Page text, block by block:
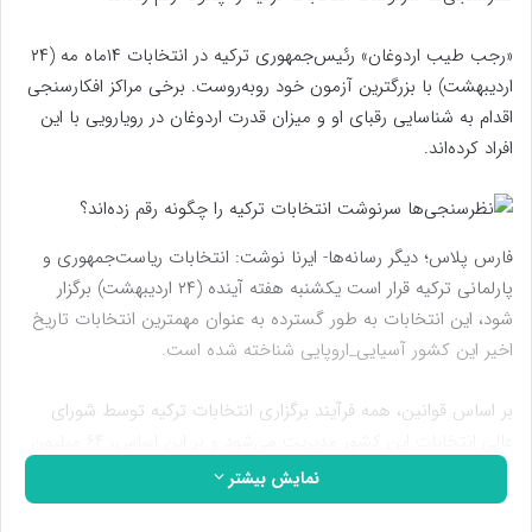
«رجب طیب اردوغان» رئیس‌جمهوری ترکیه در انتخابات ۱۴ماه مه (۲۴
اردیبهشت) با بزرگترین آزمون خود روبه‌روست. برخی مراکز افکارسنجی
اقدام به شناسایی رقبای او و میزان قدرت اردوغان در رویارویی با این
افراد کرده‌اند.
فارس پلاس؛ دیگر رسانه‌ها- ایرنا نوشت: انتخابات ریاست‌جمهوری و
پارلمانی ترکیه قرار است یکشنبه هفته آینده (۲۴ اردیبهشت) برگزار
شود، این انتخابات به طور گسترده به عنوان مهمترین انتخابات تاریخ
اخیر این کشور آسیایی_اروپایی شناخته شده است.
بر اساس قوانین، همه فرآیند برگزاری انتخابات ترکیه توسط شورای
واجد شرایط رای دادن در ترکیه، برای انتخاب سیزدهمین رئیس‌جمهور
و ۶۰۰ نماینده بیست و هشتمین دوره پارلمان این کشور، پای
نمایش بیشتر